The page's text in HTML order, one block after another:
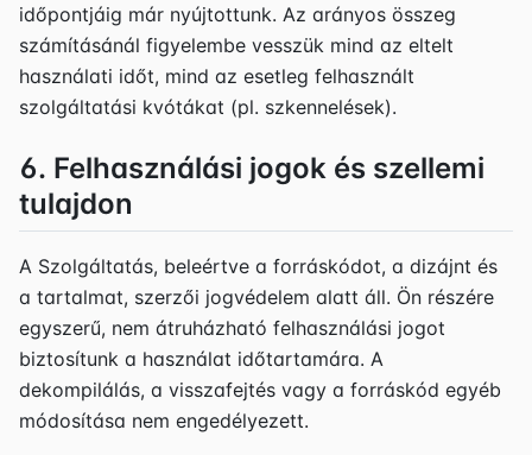
időpontjáig már nyújtottunk. Az arányos összeg
számításánál figyelembe vesszük mind az eltelt
használati időt, mind az esetleg felhasznált
szolgáltatási kvótákat (pl. szkennelések).
6. Felhasználási jogok és szellemi
tulajdon
A Szolgáltatás, beleértve a forráskódot, a dizájnt és
a tartalmat, szerzői jogvédelem alatt áll. Ön részére
egyszerű, nem átruházható felhasználási jogot
biztosítunk a használat időtartamára. A
dekompilálás, a visszafejtés vagy a forráskód egyéb
módosítása nem engedélyezett.